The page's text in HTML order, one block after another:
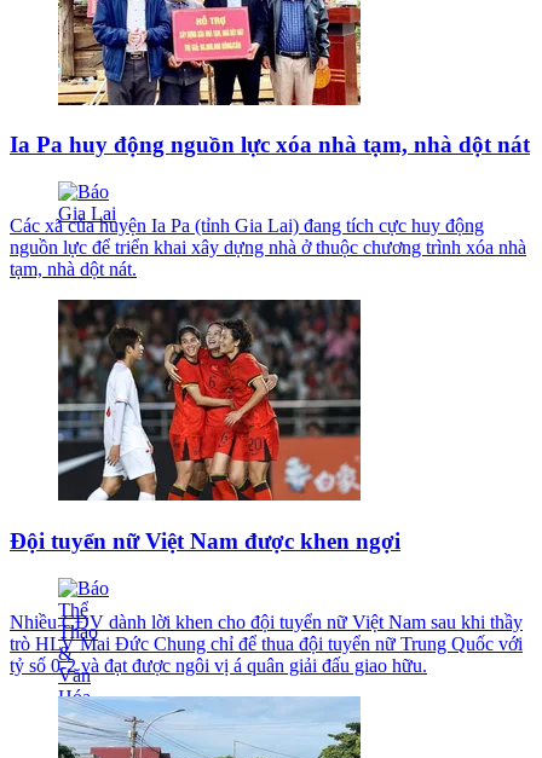
Ia Pa huy động nguồn lực xóa nhà tạm, nhà dột nát
Các xã của huyện Ia Pa (tỉnh Gia Lai) đang tích cực huy động
nguồn lực để triển khai xây dựng nhà ở thuộc chương trình xóa nhà
tạm, nhà dột nát.
Đội tuyển nữ Việt Nam được khen ngợi
Nhiều CĐV dành lời khen cho đội tuyển nữ Việt Nam sau khi thầy
trò HLV Mai Đức Chung chỉ để thua đội tuyển nữ Trung Quốc với
tỷ số 0-2 và đạt được ngôi vị á quân giải đấu giao hữu.